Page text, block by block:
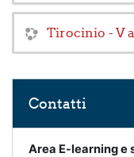
Tirocinio - V
Contatti
Area E-learning e